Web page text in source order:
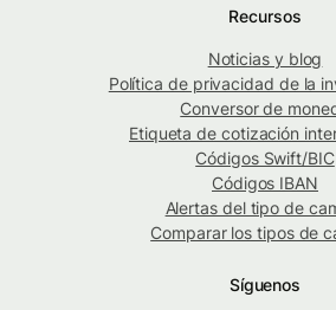
Recursos
Noticias y blog
Política de privacidad de la
Conversor de
Etiqueta de cotización
Códigos Swift/BIC
Códigos IBAN
Alertas del tipo de
Comparar los tipos de
Síguenos